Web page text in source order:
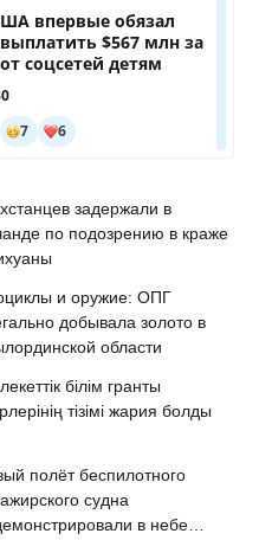
задержали в
по подозрению в краже
и оружие: ОПГ
добывала золото в
области
білім гранты
тізімі жария болды
полёт беспилотного
судна
в небе